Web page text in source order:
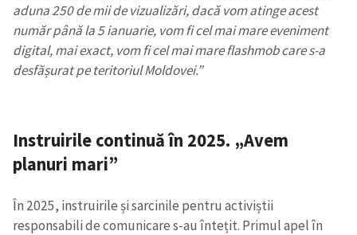
aduna 250 de mii de vizualizări, dacă vom atinge acest
număr până la 5 ianuarie, vom fi cel mai mare eveniment
digital, mai exact, vom fi cel mai mare flashmob care s-a
desfășurat pe teritoriul Moldovei.”
Instruirile continuă în 2025. „Avem
planuri mari”
În 2025, instruirile și sarcinile pentru activiștii
responsabili de comunicare s-au întețit. Primul apel în